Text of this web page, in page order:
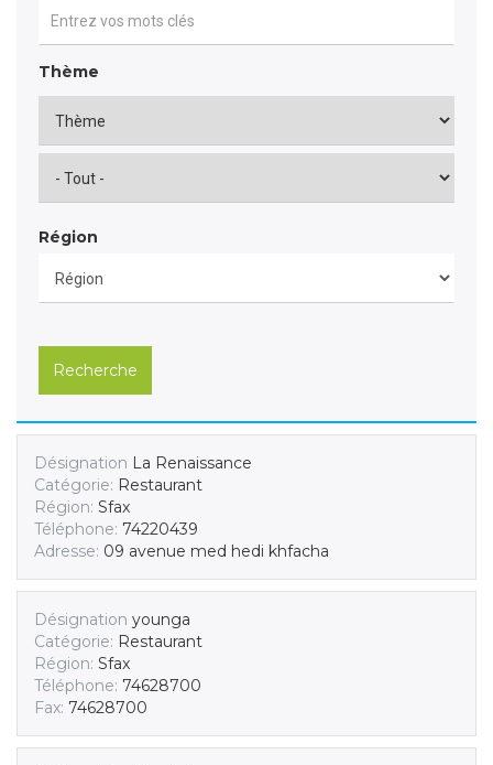
Thème
Région
Recherche
Désignation La Renaissance
Catégorie: Restaurant
Région: Sfax
Téléphone: 74220439
Adresse: 09 avenue med hedi khfacha
Désignation younga
Catégorie: Restaurant
Région: Sfax
Téléphone: 74628700
Fax: 74628700